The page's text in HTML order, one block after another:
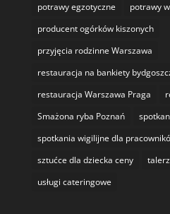
potrawy egzotyczne
potrawy
producent ogórków kiszonych
przyjęcia rodzinne Warszawa
restauracja na bankiety
restauracja Warszawa Praga
Smażona ryba Poznań
spotkania wigilijne dla
sztućce dla dziecka ceny
usługi cateringowe